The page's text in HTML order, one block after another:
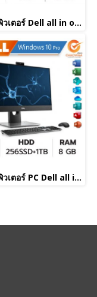
เช่าคอมพิวเตอร์ Dell all in one Corei5
เช่าคอมพิวเตอร์ PC Dell all in one Corei5